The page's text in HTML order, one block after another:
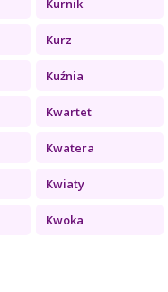
Kurnik
Kurz
Kuźnia
Kwartet
Kwatera
Kwiaty
Kwoka